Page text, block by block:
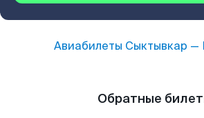
Авиабилеты Сыктывкар —
Обратные